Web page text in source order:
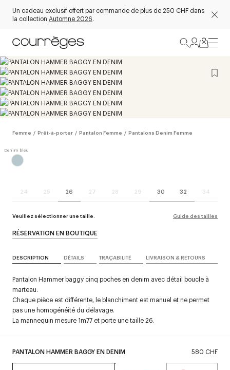
Un cadeau exclusif offert par commande de plus de 250 CHF dans
la collection Automne 2026.
Femme / Prêt-à-porter / Pantalon Femme / Pantalons Denim Femme
24 25 26 27 28 29 30 32 34
Veuillez sélectionner une taille. Guide des tailles
PANTALON HAMMER BAGGY EN DENIM 580 CHF
RÉSERVATION EN BOUTIQUE
DESCRIPTION DÉTAILS TRAÇABILITÉ LIVRAISON & RETOURS
Pantalon Hammer baggy cinq poches en denim avec détail boucle à
marteau.
Chaque pièce est différente, le blanchiment est manuel et ne permet
pas une homogénéité du délavage.
La mannequin mesure 1m77 et porte une taille 26.